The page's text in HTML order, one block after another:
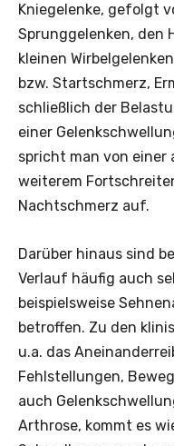
Kniegelenke, gefolgt
Sprunggelenken, den
kleinen
bzw. Startschmerz,
schließlich der
einer
spricht man von einer
weiterem
Nachtschmerz auf.
Darüber hinaus sind
Verlauf häufig auch
beispielsweise
betroffen. Zu den
u.a. das
Fehlstellungen,
auch
Arthrose, kommt es